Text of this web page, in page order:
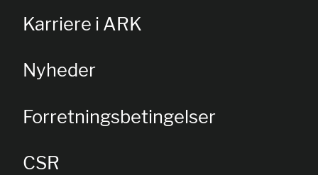
Karriere i ARK
Nyheder
Forretningsbetingelser
CSR